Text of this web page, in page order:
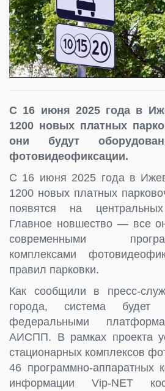
С 16 июня 2025 года в
1200 новых платных
они будут
фотовидеофиксации.
С 16 июня 2025 года в
1200 новых платных
появятся на
Главное новшество — все
современными
комплексами
правил парковки.
Как сообщили в пресс-
города, система будет
федеральными
АИСПП. В рамках проекта
стационарных комплексов
46 программно-аппаратных
информации Vip-NET